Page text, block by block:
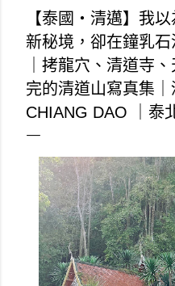
【泰國・清邁】我
新秘境，卻在鐘乳
｜拷龍穴、清道寺
完的清道山寫真集
CHIANG DAO ｜泰